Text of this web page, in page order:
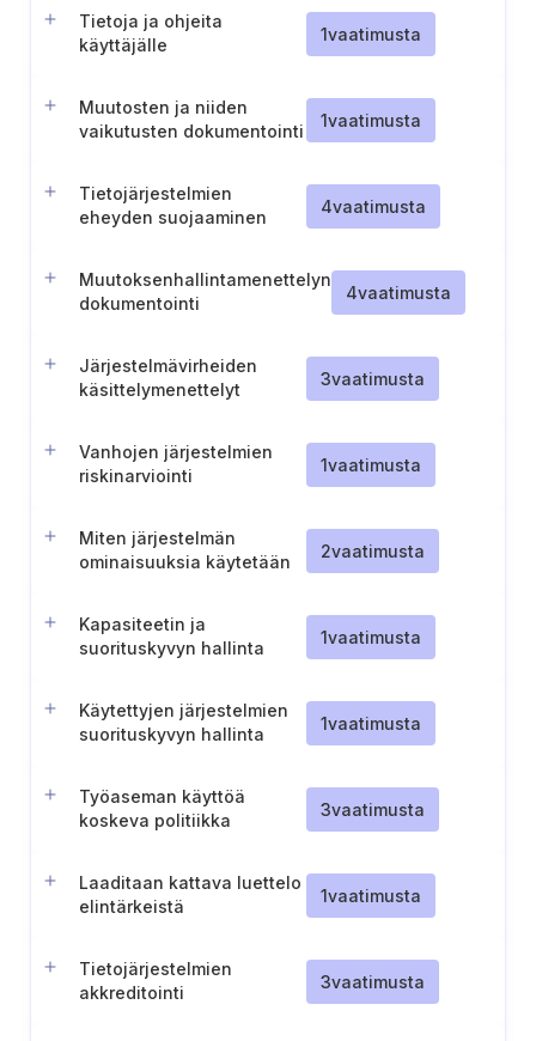
Tietoja ja ohjeita
käyttäjälle
1vaatimusta
Muutosten ja niiden
vaikutusten dokumentointi
1vaatimusta
Tietojärjestelmien
eheyden suojaaminen
4vaatimusta
Muutoksenhallintamenettelyn
dokumentointi
4vaatimusta
Järjestelmävirheiden
käsittelymenettelyt
3vaatimusta
Vanhojen järjestelmien
riskinarviointi
1vaatimusta
Miten järjestelmän
ominaisuuksia käytetään
2vaatimusta
Kapasiteetin ja
suorituskyvyn hallinta
1vaatimusta
Käytettyjen järjestelmien
suorituskyvyn hallinta
1vaatimusta
Työaseman käyttöä
koskeva politiikka
3vaatimusta
Laaditaan kattava luettelo
elintärkeistä
1vaatimusta
Tietojärjestelmien
akkreditointi
3vaatimusta